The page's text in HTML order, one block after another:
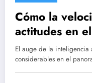
Cómo la
actitudes en
la IA revela
preocupación
El auge de la
considerables en el